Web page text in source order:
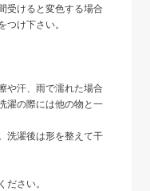
受けると変色する場合
け下さい。
や汗、雨で濡れた場合
濯の際には他の物と一
洗濯後は形を整えて干
さい。